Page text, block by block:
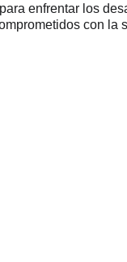
enfrentar los
con la